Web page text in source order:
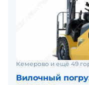
Кемерово и ещё 49
Вилочный